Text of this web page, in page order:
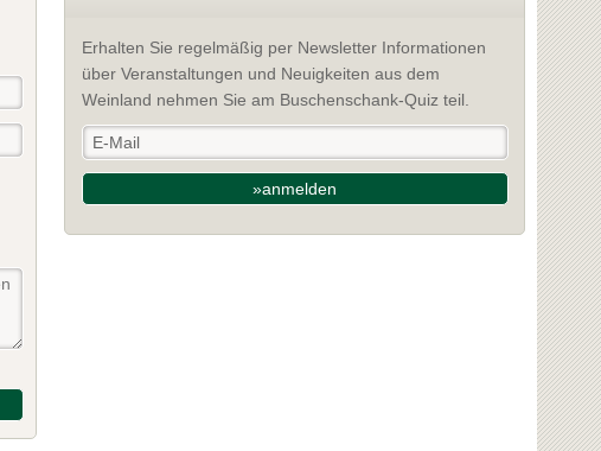
Erhalten Sie regelmäßig per Newsletter Informationen
über Veranstaltungen und Neuigkeiten aus dem
Weinland nehmen Sie am Buschenschank-Quiz teil.
»anmelden